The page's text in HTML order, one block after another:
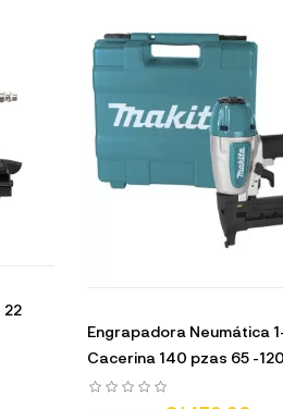
22
Engrapadora Neumática
Cacerina 140 pzas 65 -120